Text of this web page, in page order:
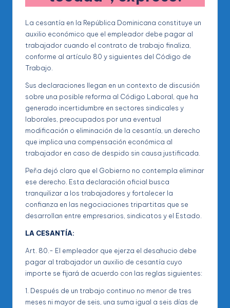
La cesantía en la República Dominicana constituye un
auxilio económico que el empleador debe pagar al
trabajador cuando el contrato de trabajo finaliza,
conforme al artículo 80 y siguientes del Código de
Trabajo.
Sus declaraciones llegan en un contexto de discusión
sobre una posible reforma al Código Laboral, que ha
generado incertidumbre en sectores sindicales y
laborales, preocupados por una eventual
modificación o eliminación de la cesantía, un derecho
que implica una compensación económica al
trabajador en caso de despido sin causa justificada.
Peña dejó claro que el Gobierno no contempla eliminar
ese derecho. Esta declaración oficial busca
tranquilizar a los trabajadores y fortalecer la
confianza en las negociaciones tripartitas que se
desarrollan entre empresarios, sindicatos y el Estado.
LA CESANTÍA:
Art. 80.- El empleador que ejerza el desahucio debe
pagar al trabajador un auxilio de cesantía cuyo
importe se fijará de acuerdo con las reglas siguientes:
1. Después de un trabajo continuo no menor de tres
meses ni mayor de seis, una suma igual a seis días de